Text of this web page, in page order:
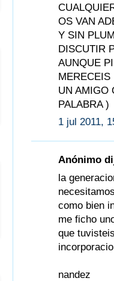
OS VAN
Y SIN
DISCUTIR
AUNQUE
MERECEIS
UN AMIGO
PALABRA )
1 jul 2011,
Anónimo
la
como bien
me ficho
que
nandez